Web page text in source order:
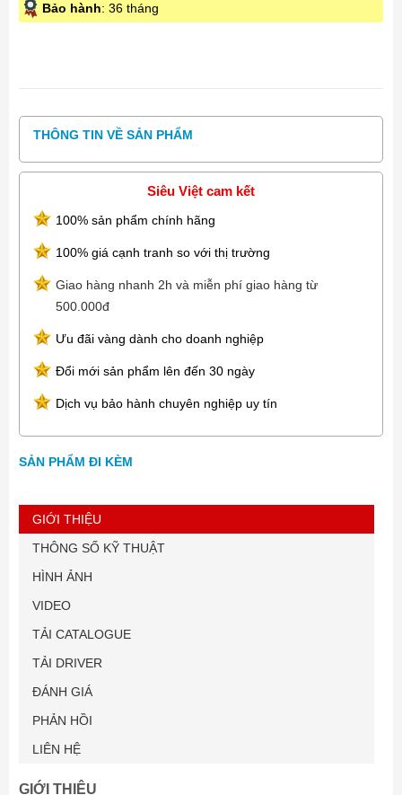
Bảo hành: 36 tháng
THÔNG TIN VỀ SẢN PHẨM
Siêu Việt cam kết
100% sản phẩm chính hãng
100% giá cạnh tranh so với thị trường
Giao hàng nhanh 2h và miễn phí giao hàng từ
500.000đ
Ưu đãi vàng dành cho doanh nghiệp
Đổi mới sản phẩm lên đến 30 ngày
Dịch vụ bảo hành chuyên nghiệp uy tín
SẢN PHẨM ĐI KÈM
GIỚI THIỆU
THÔNG SỐ KỸ THUẬT
HÌNH ẢNH
VIDEO
TẢI CATALOGUE
TẢI DRIVER
ĐÁNH GIÁ
PHẢN HỒI
LIÊN HỆ
GIỚI THIỆU